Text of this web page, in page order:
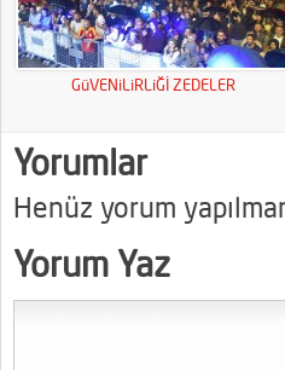
GüVENiLiRLiĞİ ZEDELER
Yorumlar
Henüz yorum
Yorum Yaz